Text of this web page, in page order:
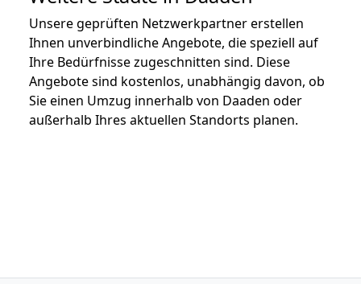
Unsere geprüften Netzwerkpartner erstellen
Ihnen unverbindliche Angebote, die speziell auf
Ihre Bedürfnisse zugeschnitten sind. Diese
Angebote sind kostenlos, unabhängig davon, ob
Sie einen Umzug innerhalb von Daaden oder
außerhalb Ihres aktuellen Standorts planen.